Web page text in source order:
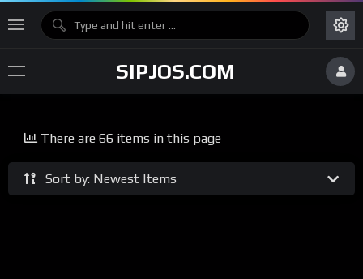
SIPJOS.COM
Sort by: Newest Items
There are 66 items in this page